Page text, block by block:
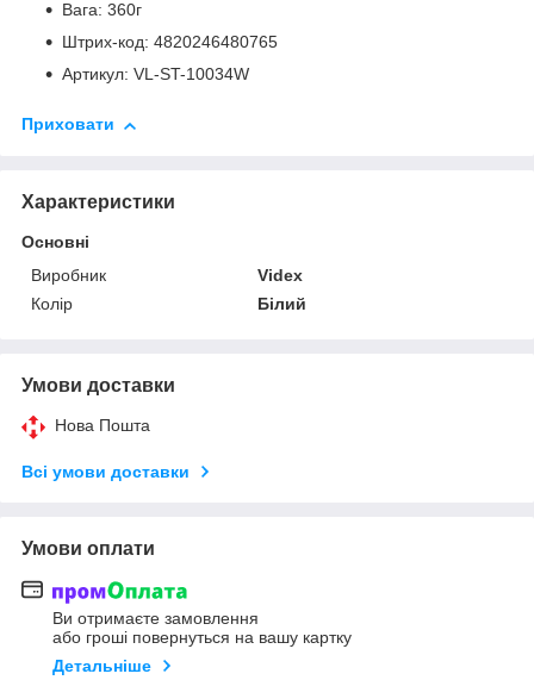
Вага: 360г
Штрих-код: 4820246480765
Артикул: VL-ST-10034W
Приховати
Характеристики
Основні
Виробник
Videx
Колір
Білий
Умови доставки
Нова Пошта
Всі умови доставки
Умови оплати
Ви отримаєте замовлення
або гроші повернуться на вашу картку
Детальніше